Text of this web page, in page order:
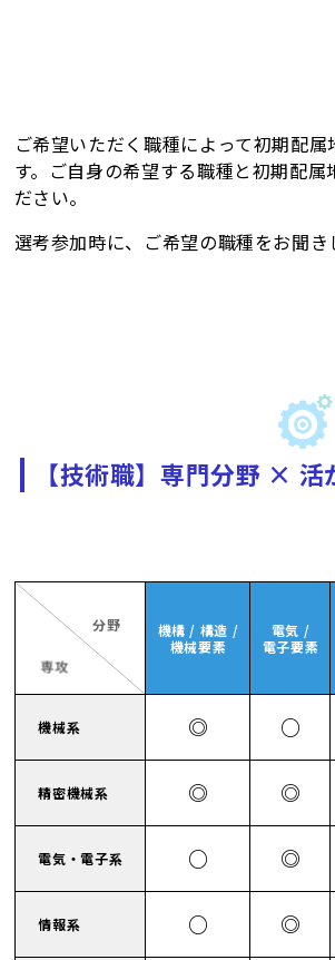
ご希望いただく職種によって初期配属
す。ご自身の希望する職種と初期配属
ださい。
選考参加時に、ご希望の職種をお聞き
【技術職】専門分野 ×
専攻
分野
機構 / 構造 /
機械要素
電気 /
電子要素
機械系 ◎ ○
精密機械系 ◎ ◎
電気・電子系 ○ ◎
情報系 ○ ◎